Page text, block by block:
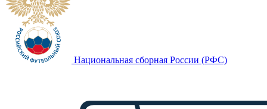
Национальная сборная России (РФС)